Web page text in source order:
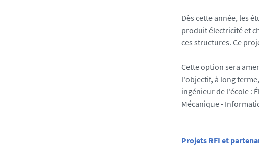
Dès cette année, les
produit électricité et
ces structures. Ce
Cette option sera
l'objectif, à long
ingénieur de l'école :
Mécanique -
Projets RFI et